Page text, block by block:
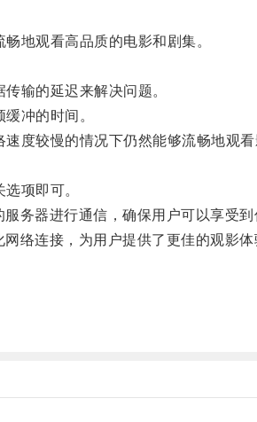
地观看高品质的电影和剧集。
输的延迟来解决问题。
冲的时间。
较慢的情况下仍然能够流畅地观看
项即可。
器进行通信，确保用户可以享受到
连接，为用户提供了更佳的观影体